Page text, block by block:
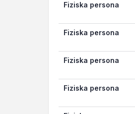
Fiziska persona
Fiziska persona
Fiziska persona
Fiziska persona